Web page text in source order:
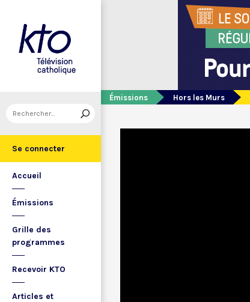
Se connecter
Accueil
Émissions
Grille des
programmes
Recevoir KTO
Articles et
Émissions Hors les Murs